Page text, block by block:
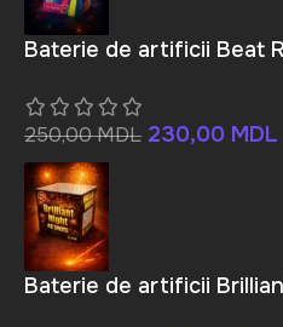
Baterie de artificii Beat
250,00MDL 230,00 MDL
Baterie de artificii